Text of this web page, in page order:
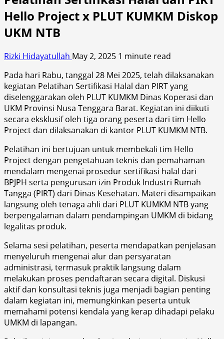
Hello Project x PLUT KUMKM Diskop
UKM NTB
Rizki Hidayatullah May 2, 2025 1 minute read
Pada hari Rabu, tanggal 28 Mei 2025, telah dilaksanakan
kegiatan Pelatihan Sertifikasi Halal dan PIRT yang
diselenggarakan oleh PLUT KUMKM Dinas Koperasi dan
UKM Provinsi Nusa Tenggara Barat. Kegiatan ini diikuti
secara eksklusif oleh tiga orang peserta dari tim Hello
Project dan dilaksanakan di kantor PLUT KUMKM NTB.
Pelatihan ini bertujuan untuk membekali tim Hello
Project dengan pengetahuan teknis dan pemahaman
mendalam mengenai prosedur sertifikasi halal dari
BPJPH serta pengurusan izin Produk Industri Rumah
Tangga (PIRT) dari Dinas Kesehatan. Materi disampaikan
langsung oleh tenaga ahli dari PLUT KUMKM NTB yang
berpengalaman dalam pendampingan UMKM di bidang
legalitas produk.
Selama sesi pelatihan, peserta mendapatkan penjelasan
menyeluruh mengenai alur dan persyaratan
administrasi, termasuk praktik langsung dalam
melakukan proses pendaftaran secara digital. Diskusi
aktif dan konsultasi teknis juga menjadi bagian penting
dalam kegiatan ini, memungkinkan peserta untuk
memahami potensi kendala yang kerap dihadapi pelaku
UMKM di lapangan.